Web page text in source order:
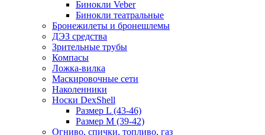
Бинокли Veber
Бинокли театральные
Бронежилеты и бронешлемы
ДЭЗ средства
Зрительные трубы
Компасы
Ложка-вилка
Маскировочные сети
Наколенники
Носки DexShell
Размер L (43-46)
Размер M (39-42)
Огниво, спички, топливо, газ